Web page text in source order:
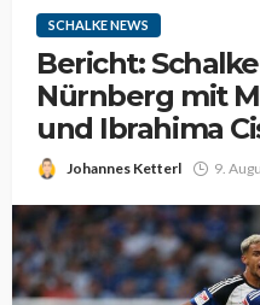
SCHALKE NEWS
Bericht:
Nürnberg mit
und Ibrahima
Johannes Ketterl 9.